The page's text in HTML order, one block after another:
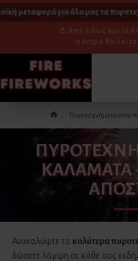
μεταφορά για όλα μας τα
⚠️ Από 5 έως και 16
κέντρο θα
Πυροτεχνήματα στην
ΚΑΛΑΜΆΤΑ
Ανακαλύψτε τα καλύτερα
δώσετε λάμψη σε κάθε σας